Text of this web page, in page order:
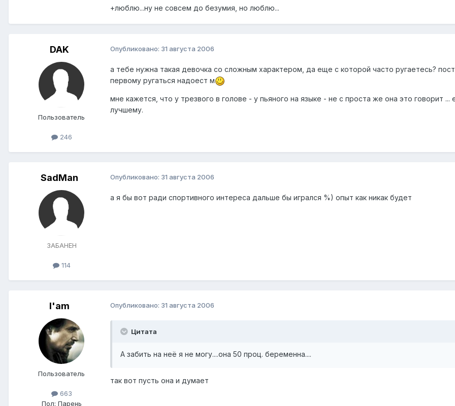
+люблю...ну не совсем до безумия, но люблю...
DAK
Пользователь
246
Опубликовано: 31 августа 2006
а тебе нужна такая девочка со сложным характером, да еще с которой часто ругаетесь?
первому ругаться надоест м
мне кажется, что у трезвого в голове - у пьяного на языке - не с проста же она это говорит
лучшему.
SadMan
ЗАБАНЕН
114
Опубликовано: 31 августа 2006
а я бы вот ради спортивного интереса дальше бы игрался %) опыт как никак будет
I'am
Пользователь
663
Пол: Парень
Опубликовано: 31 августа 2006
Цитата
А забить на неё я не могу....она 50 проц. беременна....
так вот пусть она и думает